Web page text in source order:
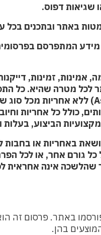
שגיאות דפוס.
באתר ובתכנים בכל
מידע המתפרסם
זמינות,
מטרה שהיא. כל
כולל כל אחריות
הביצוע, בעלות
באחריות או בחבות
גורם אחר, או לכל
אינה אחראית
באתר. פרסום זה
בהן.